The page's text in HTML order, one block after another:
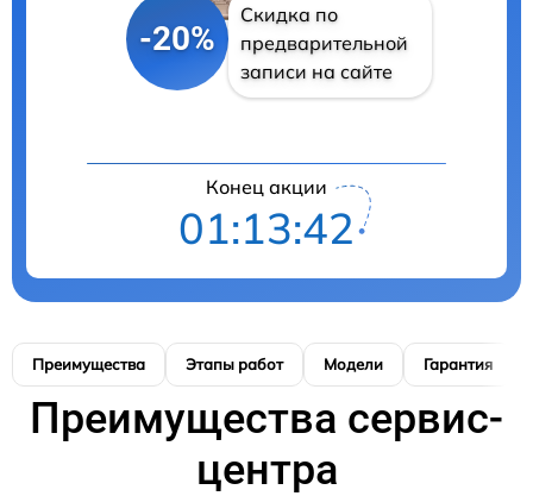
-20%
Скидка по
предварительной
записи на сайте
Конец акции
01:13:41
Преимущества Этапы работ Модели Гарантия
Преимущества сервис-
центра